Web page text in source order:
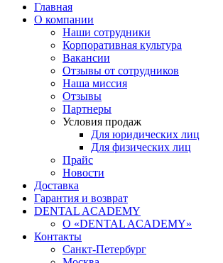
Главная
О компании
Наши сотрудники
Корпоративная культура
Вакансии
Отзывы от сотрудников
Наша миссия
Отзывы
Партнеры
Условия продаж
Для юридических лиц
Для физических лиц
Прайс
Новости
Доставка
Гарантия и возврат
DENTAL ACADEMY
О «DENTAL ACADEMY»
Контакты
Санкт-Петербург